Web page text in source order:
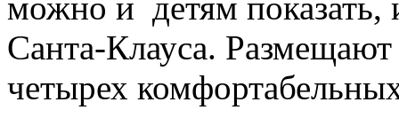
Санта-Клауса.
четырех